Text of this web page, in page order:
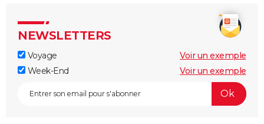
NEWSLETTERS
Voyage
Voir un exemple
Week-End
Voir un exemple